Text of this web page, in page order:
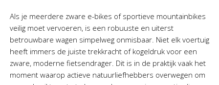
Als je meerdere zware e-bikes of sportieve mountainbikes
veilig moet vervoeren, is een robuuste en uiterst
betrouwbare wagen simpelweg onmisbaar. Niet elk voertuig
heeft immers de juiste trekkracht of kogeldruk voor een
zware, moderne fietsendrager. Dit is in de praktijk vaak het
moment waarop actieve natuurliefhebbers overwegen om